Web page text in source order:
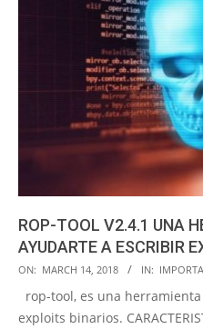
ROP-TOOL V2.4.1 UNA
AYUDARTE A ESCRIBIR
2018-
ON: MARCH 14, 2018 IN:
rop-tool, es una
exploits binarios.